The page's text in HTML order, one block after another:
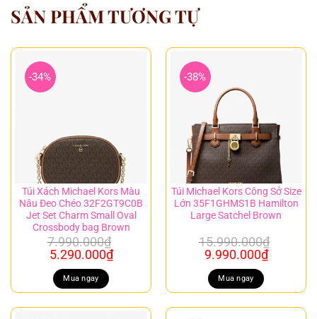
SẢN PHẨM TƯƠNG TỰ
-34%
Túi Xách Michael Kors Màu
Nâu Đeo Chéo 32F2GT9C0B
Jet Set Charm Small Oval
Crossbody bag Brown
7.990.000₫
Giá
gốc
là:
7.990.000₫.
5.290.000₫Giá
là:
5.290.000₫.
Mua ngay
-38%
Túi Michael Kors Công Sở Size
Lớn 35F1GHMS1B Hamilton
Large Satchel Brown
15.990.000₫
Giá
gốc
là:
15.990.000₫.
9.990.000₫Giá
là:
Mua ngay